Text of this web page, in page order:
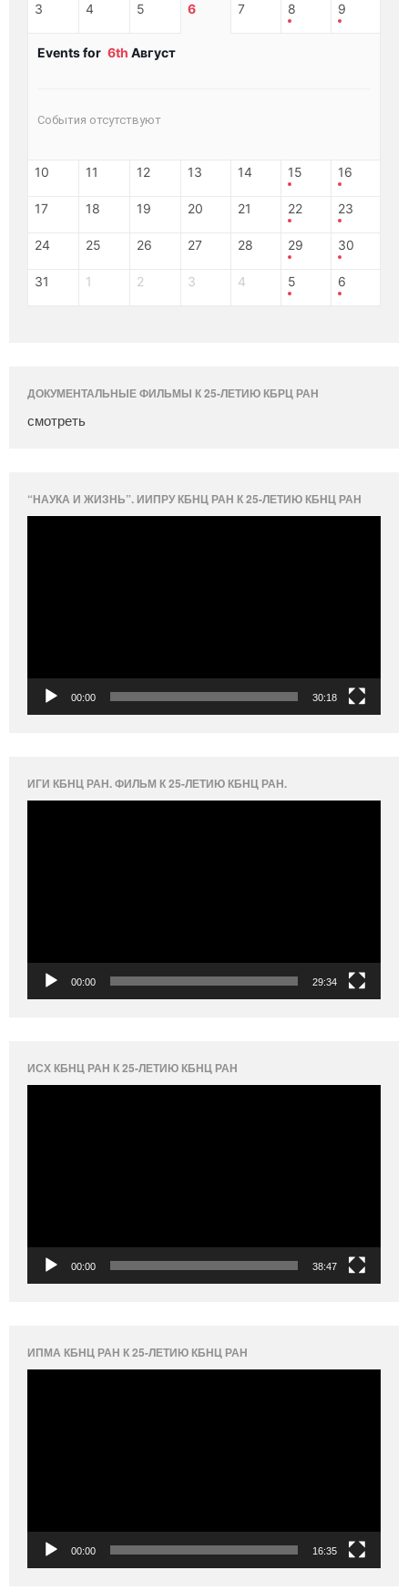
3 4 5 6 7 8 9
Events for 6th Август
События отсутствуют
10 11 12 13 14 15 16
17 18 19 20 21 22 23
24 25 26 27 28 29 30
31 1 2 3 4 5 6
ДОКУМЕНТАЛЬНЫЕ ФИЛЬМЫ К 25-ЛЕТИЮ КБРЦ РАН
смотреть
“НАУКА И ЖИЗНЬ”. ИИПРУ КБНЦ РАН К 25-ЛЕТИЮ КБНЦ РАН
00:00 30:18
ИГИ КБНЦ РАН. ФИЛЬМ К 25-ЛЕТИЮ КБНЦ РАН.
00:00 29:34
ИСХ КБНЦ РАН К 25-ЛЕТИЮ КБНЦ РАН
00:00 38:47
ИПМА КБНЦ РАН К 25-ЛЕТИЮ КБНЦ РАН
00:00 16:35